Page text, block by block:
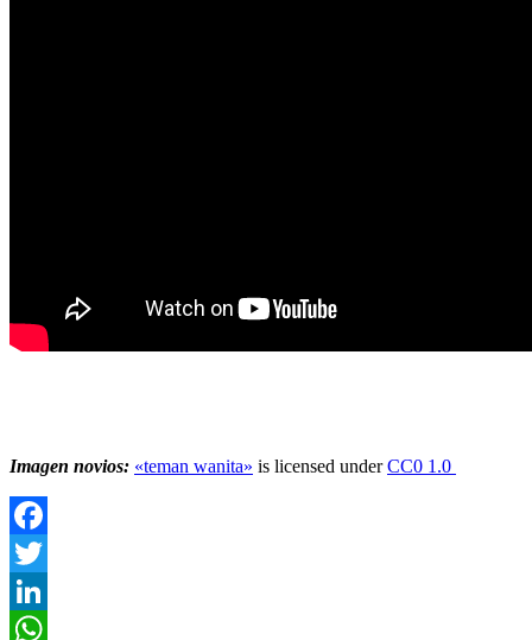
Imagen novios: «teman wanita» is licensed underCC0 1.0
Facebook
Twitter
LinkedIn